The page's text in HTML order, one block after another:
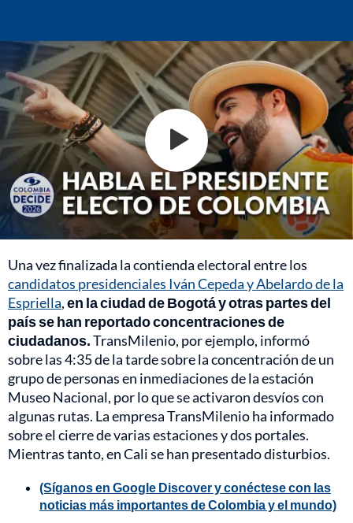
Una vez finalizada la contienda electoral entre los
candidatos presidenciales Iván Cepeda y Abelardo de la
Espriella,en la ciudad de Bogotá y otras partes del
país se han reportado concentraciones de
ciudadanos.TransMilenio, por ejemplo, informó
sobre las 4:35 de la tarde sobre la concentración de un
grupo de personas en inmediaciones de la estación
Museo Nacional, por lo que se activaron desvíos con
algunas rutas. La empresa TransMilenio ha informado
sobre el cierre de varias estaciones y dos portales.
Mientras tanto, en Cali se han presentado disturbios.
(Síganos en Google Discover y conéctese con las
noticias más importantes de Colombia y el mundo)